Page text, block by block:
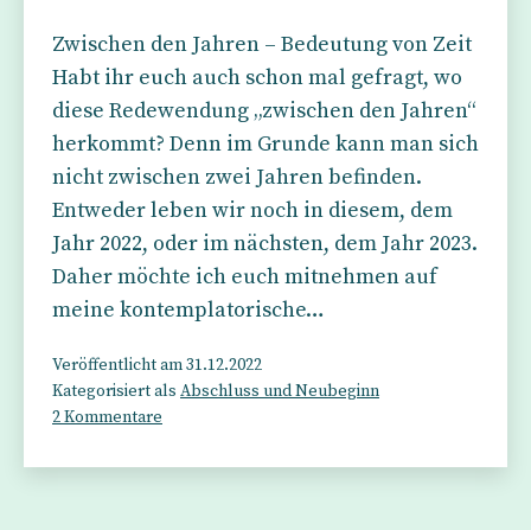
Zwischen den Jahren – Bedeutung von Zeit
Habt ihr euch auch schon mal gefragt, wo
diese Redewendung „zwischen den Jahren“
herkommt? Denn im Grunde kann man sich
nicht zwischen zwei Jahren befinden.
Entweder leben wir noch in diesem, dem
Jahr 2022, oder im nächsten, dem Jahr 2023.
Daher möchte ich euch mitnehmen auf
meine kontemplatorische…
Veröffentlicht am31.12.2022
Kategorisiert als Abschluss und Neubeginn
2 Kommentare
den